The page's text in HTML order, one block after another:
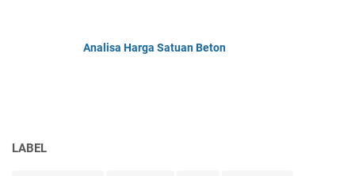
Analisa Harga Satuan Beton
LABEL